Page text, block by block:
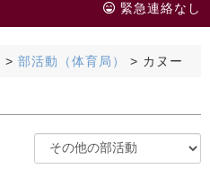
緊急連絡なし
> 部活動（体育局） > カヌー